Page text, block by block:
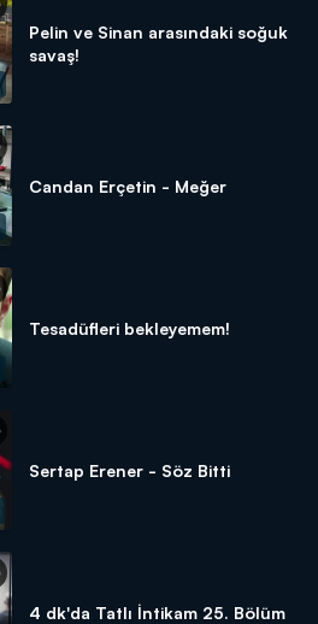
Pelin ve Sinan arasındaki soğuk
savaş!
Candan Erçetin - Meğer
Tesadüfleri bekleyemem!
Sertap Erener - Söz Bitti
4 dk'da Tatlı İntikam 25. Bölüm